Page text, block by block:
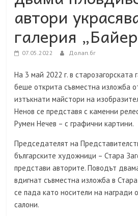
автори
галерия
07.05.2022 Долап.бг
На 3 май 2022 г. в старозагорската
беше открита съвместна изложба
изтъкнати майстори на
Ненов се представя с каменни
Румен Нечев – с графични картини.
Председателят на
българските художници – Стара
представи авторите. Поводът
вдигнат съвместна изложба в
се пада като носители на награди
салони.